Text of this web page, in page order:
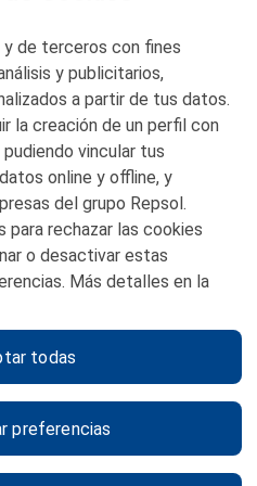
S.A.
WEB
PRIVACIDAD
DE COOKIES
DE ÉTICA
de terceros con fines
y publicitarios,
a partir de tus datos.
la creación de un perfil con
vincular tus
online y offline, y
del grupo Repsol.
para rechazar las cookies
o desactivar estas
Más detalles en la
preferencias
todas